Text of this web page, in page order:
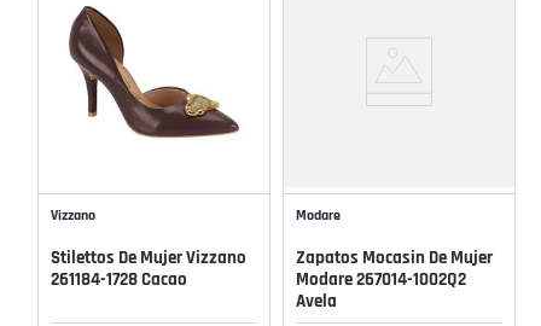
Vizzano
Stilettos De Mujer Vizzano
261184-1728 Cacao
Modare
Zapatos Mocasin De Mujer
Modare 267014-1002Q2
Avela